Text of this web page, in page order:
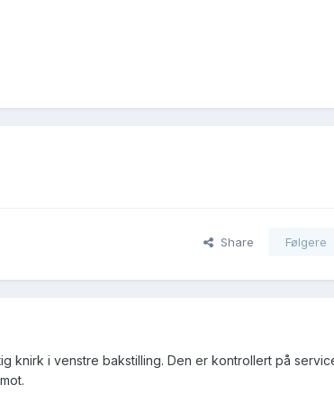
Share Følgere
knirk i venstre bakstilling. Den er kontrollert på